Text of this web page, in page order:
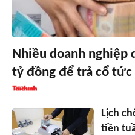
Nhiều doanh nghiệp
tỷ đồng để trả cổ tức
Lịch
tiền